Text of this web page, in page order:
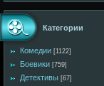
Категории
Комедии [1122]
Боевики [759]
Детективы [67]